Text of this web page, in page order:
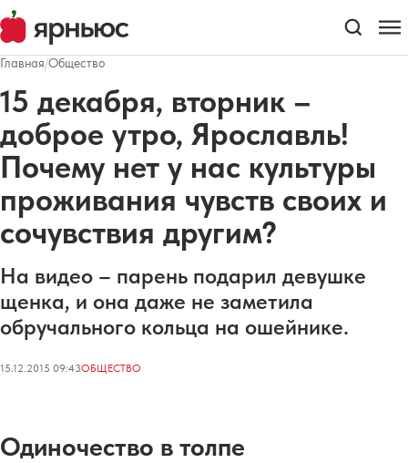
Главная/Общество
15 декабря, вторник –
доброе утро, Ярославль!
Почему нет у нас культуры
проживания чувств своих и
сочувствия другим?
На видео – парень подарил девушке
щенка, и она даже не заметила
обручального кольца на ошейнике.
15.12.2015 09:43ОБЩЕСТВО
Одиночество в толпе